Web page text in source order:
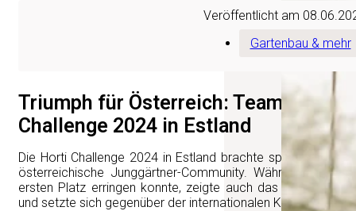
Veröffentlicht am
Gartenbau & mehr
Triumph für Österreich: Team
Challenge 2024 in Estland
Die Horti Challenge 2024 in Estland brachte spannende
österreichische Junggärtner-Community. Während das
ersten Platz erringen konnte, zeigte auch das Team aus
und setzte sich gegenüber der internationalen Konkurrenz